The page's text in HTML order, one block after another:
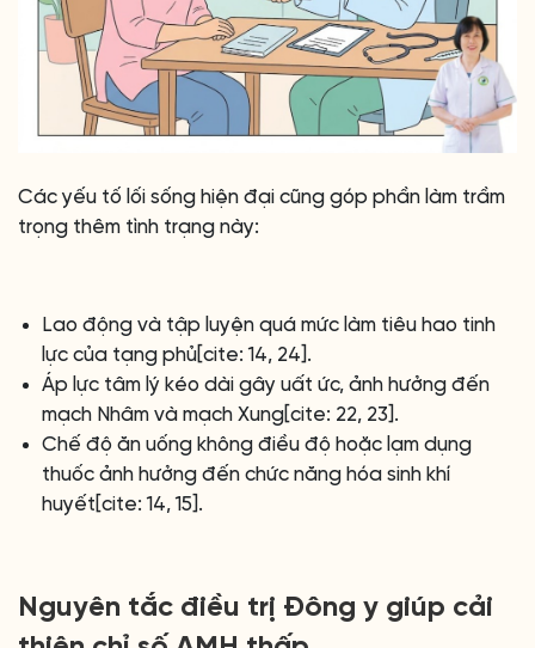
Các yếu tố lối sống hiện đại cũng góp phần làm trầm
trọng thêm tình trạng này:
Lao động và tập luyện quá mức làm tiêu hao tinh
lực của tạng phủ[cite: 14, 24].
Áp lực tâm lý kéo dài gây uất ức, ảnh hưởng đến
mạch Nhâm và mạch Xung[cite: 22, 23].
Chế độ ăn uống không điều độ hoặc lạm dụng
thuốc ảnh hưởng đến chức năng hóa sinh khí
huyết[cite: 14, 15].
Nguyên tắc điều trị Đông y giúp cải